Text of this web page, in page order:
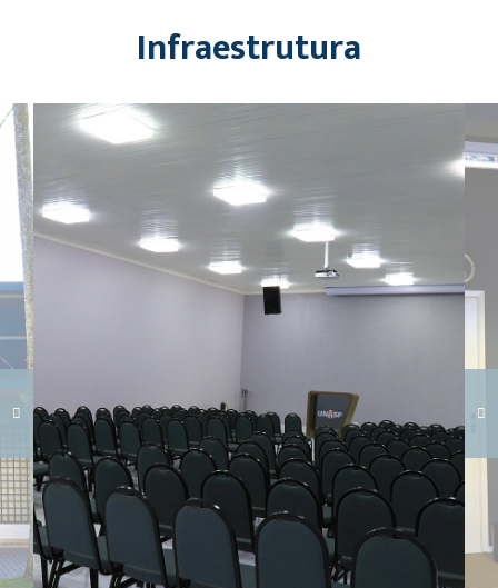
Infraestrutura
Carregando galeria...